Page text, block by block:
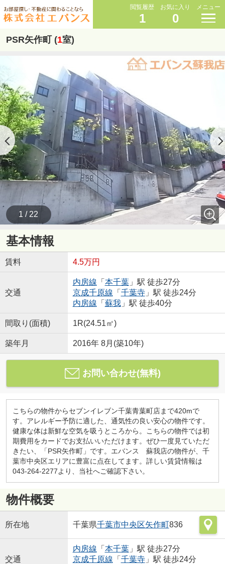
閲覧履歴
1
お気に入り
0
メニュー
PSR矢作町 (1室)
1 / 22
基本情報
賃料 4.5万円
交通
内房線 「 本千葉」駅 徒歩27分
京成千原線 「 千葉寺」駅 徒歩24分
内房線 「 蘇我」駅 徒歩40分
間取り(面積) 1R(24.51㎡)
築年月 2016年 8月(築10年)
お問い合わせ(無料)
こちらの物件からセブンイレブン千葉青葉町店まで420mで
す。アレルギー予防に適した、通気性の良い安心の物件です。
健康な体は新鮮な空気を吸うところから。こちらの物件では初
期費用をカードでお支払いいただけます。ぜひ一度見ていただ
きたい、「PSR矢作町」です。エバンス 蘇我店の物件が、千
葉市中央区エリアに豊富に点在してます。詳しい賃貸情報は
043-264-2277より、当社へご確認下さい。
物件概要
所在地 千葉県千葉市中央区矢作町836
交通
内房線 「 本千葉」駅 徒歩27分
京成千原線 「 千葉寺」駅 徒歩24分